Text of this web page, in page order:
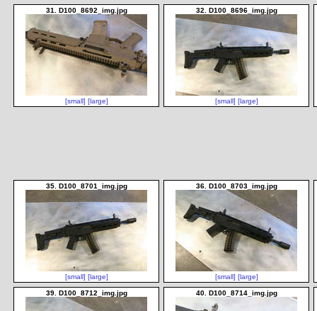
31. D100_8692_img.jpg
[small] [large]
32. D100_8696_img.jpg
[small] [large]
35. D100_8701_img.jpg
[small] [large]
36. D100_8703_img.jpg
[small] [large]
39. D100_8712_img.jpg 40. D100_8714_img.jpg